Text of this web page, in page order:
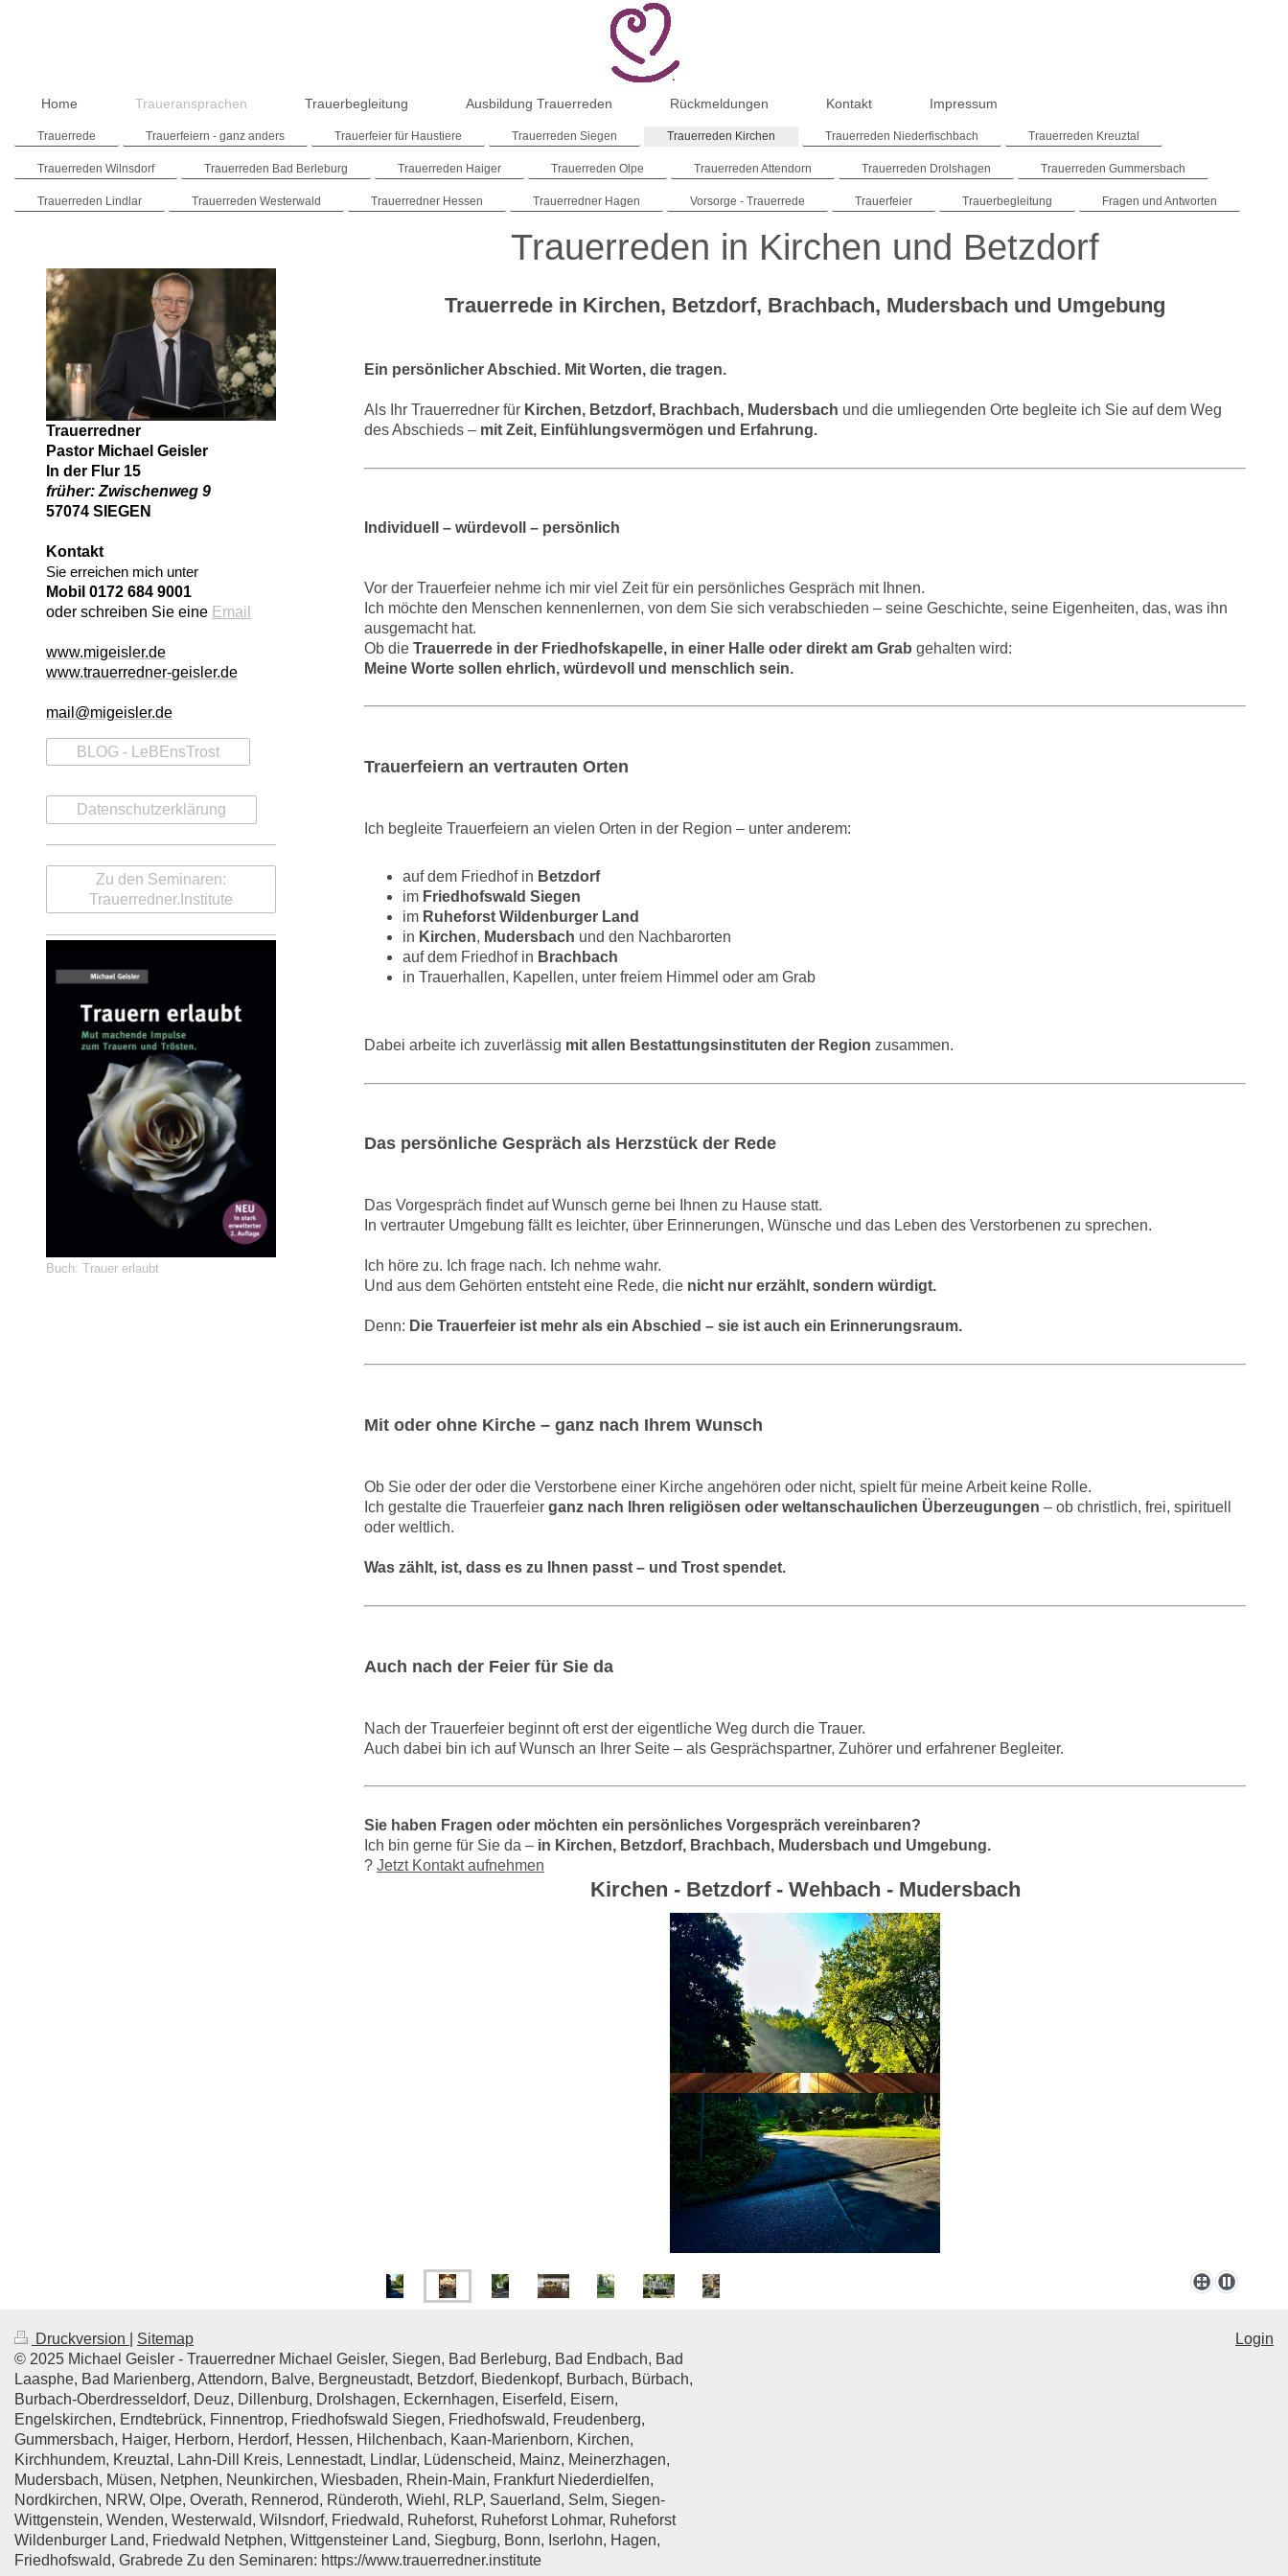
Home Traueransprachen Trauerbegleitung Ausbildung Trauerreden Rückmeldungen Kontakt Impressum
Trauerrede Trauerfeiern - ganz anders Trauerfeier für Haustiere Trauerreden Siegen Trauerreden Kirchen Trauerreden Niederfischbach Trauerreden Kreuztal
Trauerreden Wilnsdorf Trauerreden Bad Berleburg Trauerreden Haiger Trauerreden Olpe Trauerreden Attendorn Trauerreden Drolshagen Trauerreden Gummersbach
Trauerreden Lindlar Trauerreden Westerwald Trauerredner Hessen Trauerredner Hagen Vorsorge - Trauerrede Trauerfeier Trauerbegleitung Fragen und Antworten
Trauerreden in Kirchen und Betzdorf
Trauerrede in Kirchen, Betzdorf, Brachbach, Mudersbach und Umgebung
Ein persönlicher Abschied. Mit Worten, die tragen.
Als Ihr Trauerredner für Kirchen, Betzdorf, Brachbach, Mudersbach und die umliegenden Orte begleite ich Sie auf dem Weg
des Abschieds – mit Zeit, Einfühlungsvermögen und Erfahrung.
Individuell – würdevoll – persönlich
Vor der Trauerfeier nehme ich mir viel Zeit für ein persönliches Gespräch mit Ihnen.
Ich möchte den Menschen kennenlernen, von dem Sie sich verabschieden – seine Geschichte, seine Eigenheiten, das, was ihn
ausgemacht hat.
Ob die Trauerrede in der Friedhofskapelle, in einer Halle oder direkt am Grab gehalten wird:
Meine Worte sollen ehrlich, würdevoll und menschlich sein.
Trauerfeiern an vertrauten Orten
Ich begleite Trauerfeiern an vielen Orten in der Region – unter anderem:
auf dem Friedhof in Betzdorf
im Friedhofswald Siegen
im Ruheforst Wildenburger Land
in Kirchen, Mudersbach und den Nachbarorten
auf dem Friedhof in Brachbach
in Trauerhallen, Kapellen, unter freiem Himmel oder am Grab
Dabei arbeite ich zuverlässig mit allen Bestattungsinstituten der Region zusammen.
Das persönliche Gespräch als Herzstück der Rede
Das Vorgespräch findet auf Wunsch gerne bei Ihnen zu Hause statt.
In vertrauter Umgebung fällt es leichter, über Erinnerungen, Wünsche und das Leben des Verstorbenen zu sprechen.
Ich höre zu. Ich frage nach. Ich nehme wahr.
Und aus dem Gehörten entsteht eine Rede, die nicht nur erzählt, sondern würdigt.
Denn: Die Trauerfeier ist mehr als ein Abschied – sie ist auch ein Erinnerungsraum.
Mit oder ohne Kirche – ganz nach Ihrem Wunsch
Ob Sie oder der oder die Verstorbene einer Kirche angehören oder nicht, spielt für meine Arbeit keine Rolle.
Ich gestalte die Trauerfeier ganz nach Ihren religiösen oder weltanschaulichen Überzeugungen – ob christlich, frei, spirituell
oder weltlich.
Was zählt, ist, dass es zu Ihnen passt – und Trost spendet.
Auch nach der Feier für Sie da
Nach der Trauerfeier beginnt oft erst der eigentliche Weg durch die Trauer.
Auch dabei bin ich auf Wunsch an Ihrer Seite – als Gesprächspartner, Zuhörer und erfahrener Begleiter.
Sie haben Fragen oder möchten ein persönliches Vorgespräch vereinbaren?
Ich bin gerne für Sie da – in Kirchen, Betzdorf, Brachbach, Mudersbach und Umgebung.
? Jetzt Kontakt aufnehmen
Kirchen - Betzdorf - Wehbach - Mudersbach
Trauerredner
Pastor Michael Geisler
In der Flur 15
früher: Zwischenweg 9
57074 SIEGEN
Kontakt
Sie erreichen mich unter
Mobil 0172 684 9001
oder schreiben Sie eine Email
www.migeisler.de
www.trauerredner-geisler.de
mail@migeisler.de
BLOG - LeBEnsTrost
Datenschutzerklärung
Zu den Seminaren:
Trauerredner.Institute
Buch: Trauer erlaubt
Druckversion
Sitemap
© 2025 Michael Geisler - Trauerredner Michael Geisler, Siegen, Bad Berleburg, Bad Endbach, Bad
Laasphe, Bad Marienberg, Attendorn, Balve, Bergneustadt, Betzdorf, Biedenkopf, Burbach, Bürbach,
Burbach-Oberdresseldorf, Deuz, Dillenburg, Drolshagen, Eckernhagen, Eiserfeld, Eisern,
Engelskirchen, Erndtebrück, Finnentrop, Friedhofswald Siegen, Friedhofswald, Freudenberg,
Gummersbach, Haiger, Herborn, Herdorf, Hessen, Hilchenbach, Kaan-Marienborn, Kirchen,
Kirchhundem, Kreuztal, Lahn-Dill Kreis, Lennestadt, Lindlar, Lüdenscheid, Mainz, Meinerzhagen,
Mudersbach, Müsen, Netphen, Neunkirchen, Wiesbaden, Rhein-Main, Frankfurt Niederdielfen,
Nordkirchen, NRW, Olpe, Overath, Rennerod, Ründeroth, Wiehl, RLP, Sauerland, Selm, Siegen-
Wittgenstein, Wenden, Westerwald, Wilsndorf, Friedwald, Ruheforst, Ruheforst Lohmar, Ruheforst
Wildenburger Land, Friedwald Netphen, Wittgensteiner Land, Siegburg, Bonn, Iserlohn, Hagen,
Friedhofswald, Grabrede Zu den Seminaren: https://www.trauerredner.institute
Login